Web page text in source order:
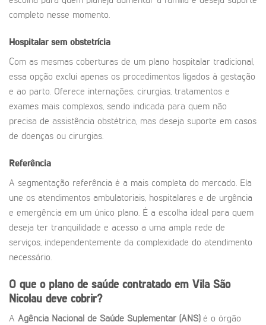
completo nesse momento.
Hospitalar sem obstetrícia
Com as mesmas coberturas de um plano hospitalar tradicional,
essa opção exclui apenas os procedimentos ligados à gestação
e ao parto. Oferece internações, cirurgias, tratamentos e
exames mais complexos, sendo indicada para quem não
precisa de assistência obstétrica, mas deseja suporte em casos
de doenças ou cirurgias.
Referência
A segmentação referência é a mais completa do mercado. Ela
une os atendimentos ambulatoriais, hospitalares e de urgência
e emergência em um único plano. É a escolha ideal para quem
deseja ter tranquilidade e acesso a uma ampla rede de
serviços, independentemente da complexidade do atendimento
necessário.
O que o plano de saúde contratado em Vila São
Nicolau deve cobrir?
A Agência Nacional de Saúde Suplementar (ANS)é o órgão